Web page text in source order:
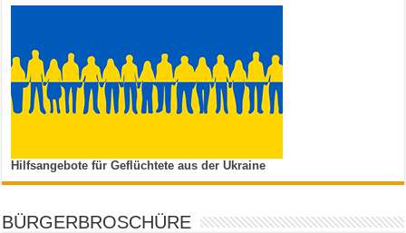
Hilfsangebote für Geflüchtete aus der Ukraine
BÜRGERBROSCHÜRE